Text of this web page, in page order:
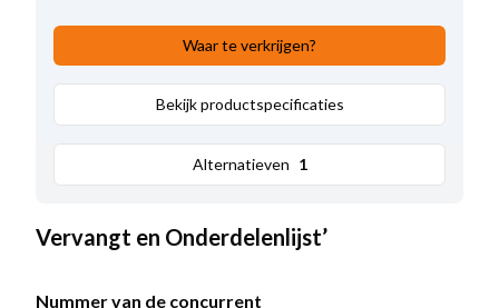
Waar te verkrijgen?
Bekijk productspecificaties
Alternatieven 1
Vervangt en Onderdelenlijst’
Nummer van de concurrent